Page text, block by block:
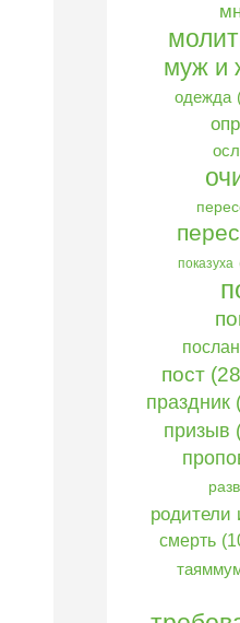
муж и
одежда
показуха
пост
праздник
призыв
родители
смерть